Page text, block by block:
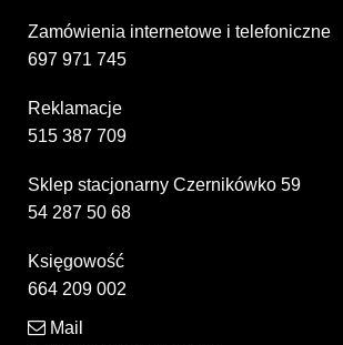
Zamówienia internetowe i telefoniczne
697 971 745
Reklamacje
515 387 709
Sklep stacjonarny Czernikówko 59
54 287 50 68
Księgowość
664 209 002
Mail